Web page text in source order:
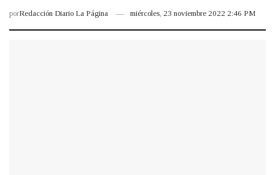
porRedacción Diario La Página miércoles, 23 noviembre 2022 2:46 PM